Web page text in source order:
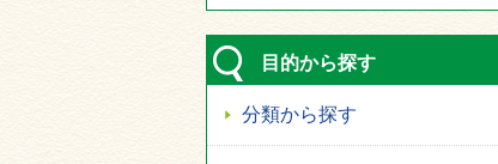
目的から探す
分類から探す